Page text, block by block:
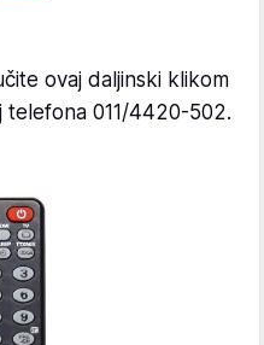
ovaj daljinski klikom
telefona 011/4420-502.